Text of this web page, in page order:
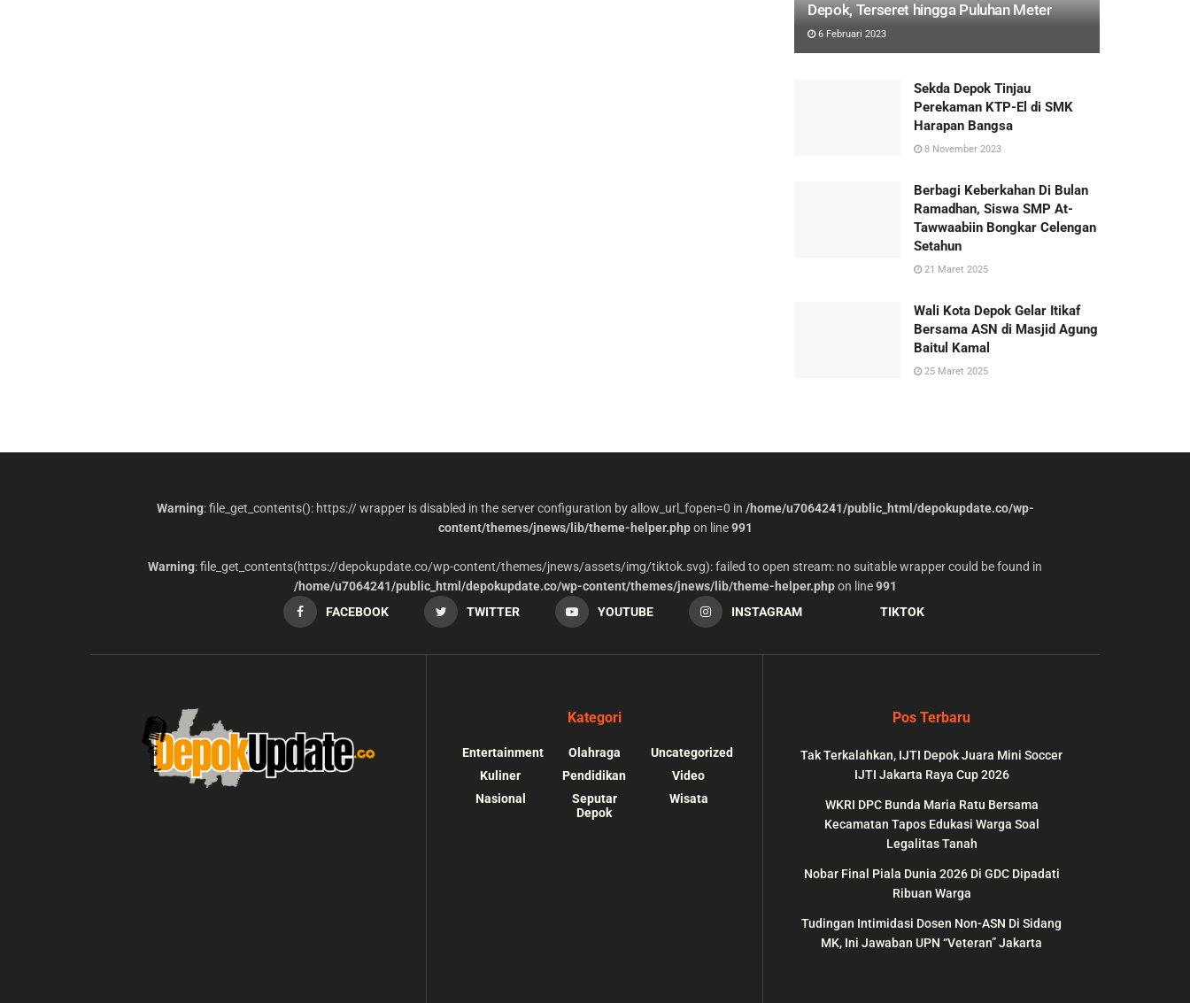
Depok, Terseret hingga Puluhan Meter
6 Februari 2023
Sekda Depok Tinjau
Perekaman KTP-El di SMK
Harapan Bangsa
8 November 2023
Berbagi Keberkahan Di Bulan
Ramadhan, Siswa SMP At-
Tawwaabiin Bongkar Celengan
Setahun
21 Maret 2025
Wali Kota Depok Gelar Itikaf
Bersama ASN di Masjid Agung
Baitul Kamal
25 Maret 2025
Warning: file_get_contents(): https:// wrapper is disabled in the server configuration by allow_url_fopen=0 in /home/u7064241/public_html/depokupdate.co/wp-
content/themes/jnews/lib/theme-helper.phpon line991
Warning: file_get_contents(https://depokupdate.co/wp-content/themes/jnews/assets/img/tiktok.svg): failed to open stream: no suitable wrapper could be found in
/home/u7064241/public_html/depokupdate.co/wp-content/themes/jnews/lib/theme-helper.phpon line991
FACEBOOK
TWITTER YOUTUBE INSTAGRAM TIKTOK
Kategori
Entertainment
Kuliner
Nasional
Olahraga
Pendidikan
Seputar
Depok
Uncategorized
Video
Wisata
Pos Terbaru
Tak Terkalahkan, IJTI Depok Juara Mini Soccer
IJTI Jakarta Raya Cup 2026
WKRI DPC Bunda Maria Ratu Bersama
Kecamatan Tapos Edukasi Warga Soal
Legalitas Tanah
Nobar Final Piala Dunia 2026 Di GDC Dipadati
Ribuan Warga
Tudingan Intimidasi Dosen Non-ASN Di Sidang
MK, Ini Jawaban UPN “Veteran” Jakarta
/home/u7064241/public_html/depokupdate.co/wp-on 991